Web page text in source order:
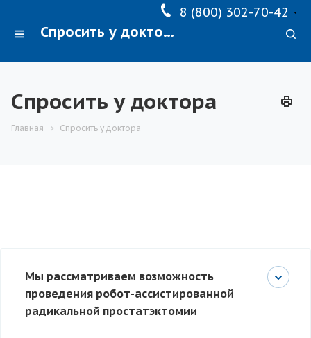
8 (800) 302-70-42
Спросить у доктора
Спросить у доктора
Главная Спросить у доктора
Мы рассматриваем возможность
проведения робот-ассистированной
радикальной простатэктомии